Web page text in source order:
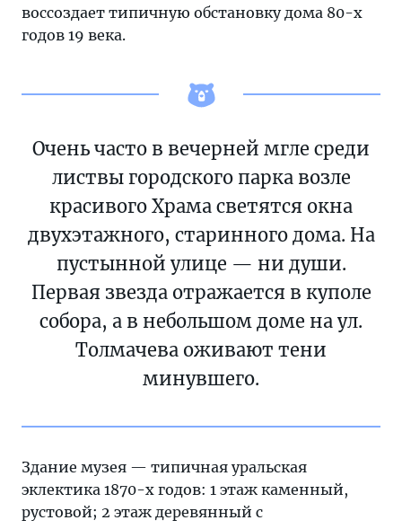
воссоздает типичную обстановку дома 80-х
годов 19 века.
Очень часто в вечерней мгле среди
листвы городского парка возле
красивого Храма светятся окна
двухэтажного, старинного дома. На
пустынной улице — ни души.
Первая звезда отражается в куполе
собора, а в небольшом доме на ул.
Толмачева оживают тени
минувшего.
Здание музея — типичная уральская
эклектика 1870-х годов: 1 этаж каменный,
рустовой; 2 этаж деревянный с